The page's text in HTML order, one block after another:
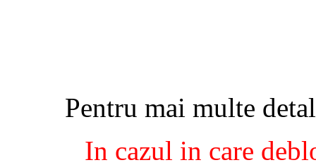
Pentru mai multe
In cazul in care